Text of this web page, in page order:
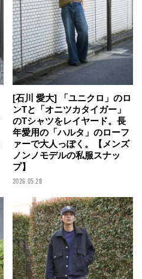
[石川 愛大] 「ユニクロ」のロ
ンTと「オニツカタイガー」
のTシャツをレイヤード。長
年愛用の「ハルタ」のローフ
ァーで大人っぽく。【メンズ
ノンノモデルの私服スナッ
プ】
2026.05.28